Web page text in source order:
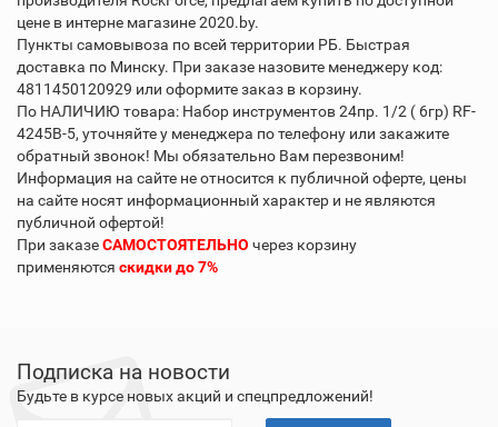
цене в интерне магазине 2020.by.
Пункты самовывоза по всей территории РБ. Быстрая
доставка по Минску. При заказе назовите менеджеру код:
4811450120929 или оформите заказ в корзину.
По НАЛИЧИЮ товара: Набор инструментов 24пр. 1/2 ( 6гр) RF-
4245B-5, уточняйте у менеджера по телефону или закажите
обратный звонок! Мы обязательно Вам перезвоним!
Информация на сайте не относится к публичной оферте, цены
на сайте носят информационный характер и не являются
публичной офертой!
При заказеСАМОСТОЯТЕЛЬНО через корзину
применяются скидки до 7%
Подписка на новости
Будьте в курсе новых акций и спецпредложений!